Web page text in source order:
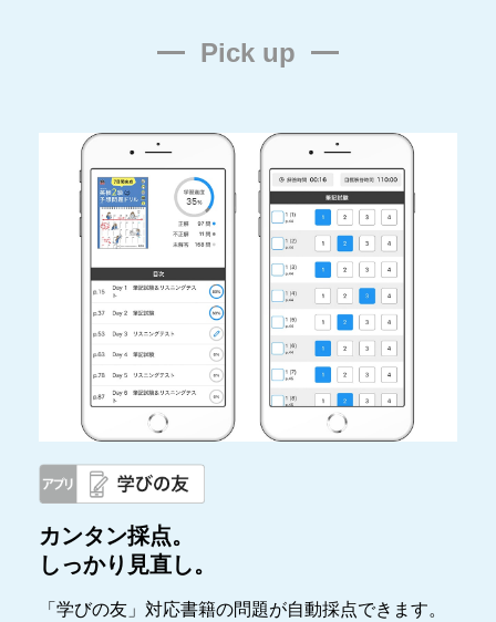
Pick up
カンタン採点。
しっかり見直し。
「学びの友」対応書籍の問題が自動採点できます。